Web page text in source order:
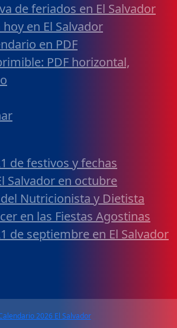
de feriados en El Salvador
en El Salvador
en PDF
PDF horizontal,
de festivos y fechas
Salvador en octubre
Nutricionista y Dietista
en las Fiestas Agostinas
de septiembre en El Salvador
2026 El Salvador